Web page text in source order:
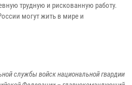
трудную и рискованную работу.
могут жить в мире и
службы войск национальной гвардии